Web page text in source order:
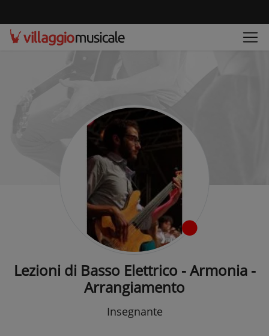
Lezioni di Basso Elettrico - Armonia -
Arrangiamento
Insegnante